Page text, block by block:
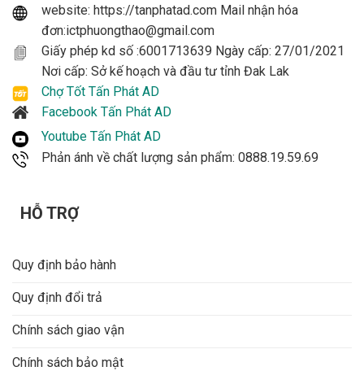
ở Buôn Ma Thuột, Đắk Lắk
Tấn Phát AD cung cấp MacBook Neo 256GB cho
khách hàng tại Buôn Ma Thuột, Đắk Lắk và hỗ trợ tư
vấn online cho khách hàng toàn quốc.
Khi mua tại shop, khách hàng được tư vấn chọn màu,
chọn phiên bản, phụ kiện đi kèm, cách dùng macOS cơ
bản và phương án lưu trữ phù hợp với nhu cầu.
online, dùng iPhone, lưu trữ cloud.
không dây, màn hình rời, ổ cứng ngoài.
Hỗ trợ khách tại Đắk Lắk:
website: https://tanphatad.com Mail nhận hóa
đơn:ictphuongthao@gmail.com
Giấy phép kd số :6001713639 Ngày cấp: 27/01/2021
Nơi cấp: Sở kế hoạch và đầu tư tỉnh Đak Lak
Chợ Tốt Tấn Phát AD
Facebook Tấn Phát AD
Youtube Tấn Phát AD
Phản ánh về chất lượng sản phẩm: 0888.19.59.69
HỖ TRỢ
Quy định bảo hành
Quy định đổi trả
Chính sách giao vận
Chính sách bảo mật